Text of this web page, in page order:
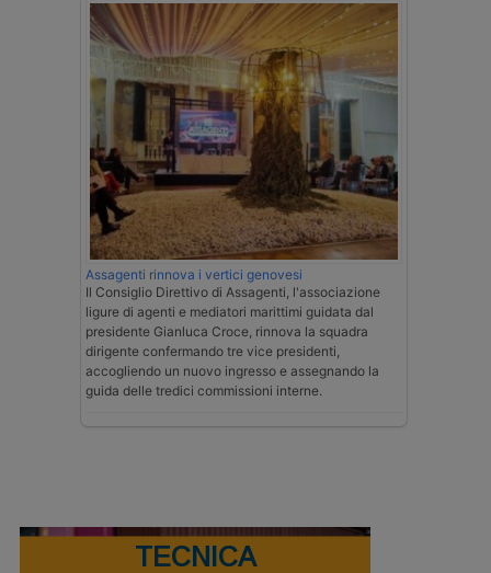
Assagenti rinnova i vertici genovesi
Il Consiglio Direttivo di Assagenti, l'associazione
ligure di agenti e mediatori marittimi guidata dal
presidente Gianluca Croce, rinnova la squadra
dirigente confermando tre vice presidenti,
accogliendo un nuovo ingresso e assegnando la
guida delle tredici commissioni interne.
TECNICA